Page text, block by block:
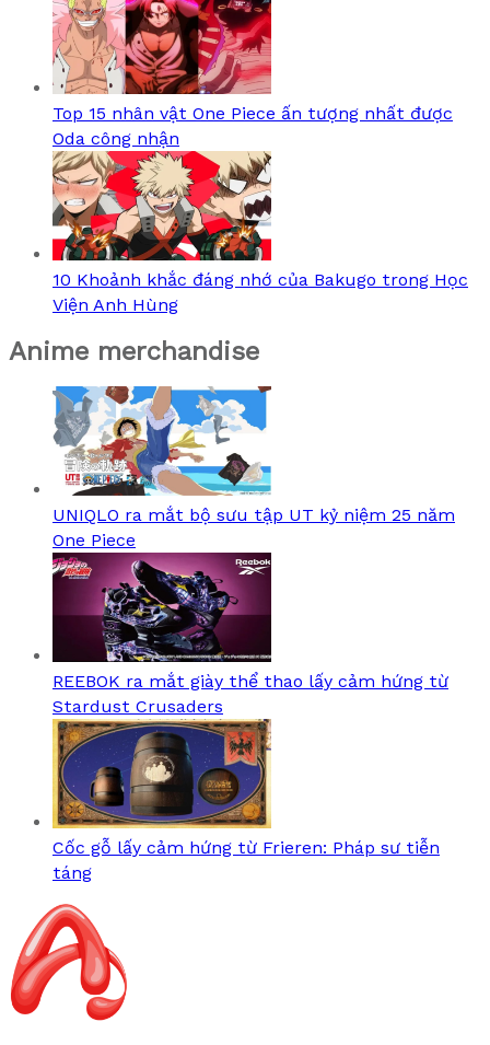
Top 15 nhân vật One Piece ấn tượng nhất được
Oda công nhận
10 Khoảnh khắc đáng nhớ của Bakugo trong Học
Viện Anh Hùng
Anime merchandise
UNIQLO ra mắt bộ sưu tập UT kỷ niệm 25 năm
One Piece
REEBOK ra mắt giày thể thao lấy cảm hứng từ
Stardust Crusaders
Cốc gỗ lấy cảm hứng từ Frieren: Pháp sư tiễn
táng